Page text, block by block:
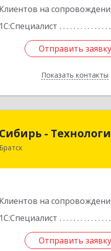
Клиентов на
1С:Специалист
Отправить заявку
Показать контакты
Отправить заявку
Назад
Сибирь -
Братск
Клиентов на
1С:Специалист
Отправить заявку
Отправить заявку